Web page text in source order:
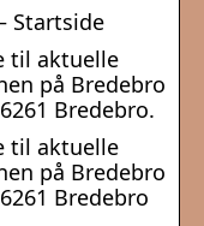
Startside
til aktuelle
på Bredebro
Bredebro.
til aktuelle
på Bredebro
Bredebro